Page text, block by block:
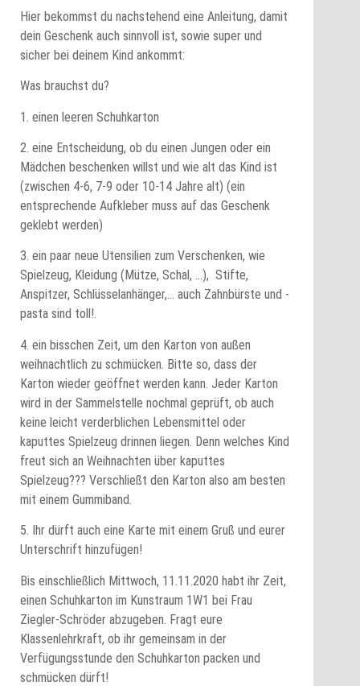
Hier bekommst du nachstehend eine Anleitung, damit
dein Geschenk auch sinnvoll ist, sowie super und
sicher bei deinem Kind ankommt:
Was brauchst du?
1. einen leeren Schuhkarton
2. eine Entscheidung, ob du einen Jungen oder ein
Mädchen beschenken willst und wie alt das Kind ist
(zwischen 4-6, 7-9 oder 10-14 Jahre alt) (ein
entsprechende Aufkleber muss auf das Geschenk
geklebt werden)
3. ein paar neue Utensilien zum Verschenken, wie
Spielzeug, Kleidung (Mütze, Schal, …), Stifte,
Anspitzer, Schlüsselanhänger,… auch Zahnbürste und -
pasta sind toll!.
4. ein bisschen Zeit, um den Karton von außen
weihnachtlich zu schmücken. Bitte so, dass der
Karton wieder geöffnet werden kann. Jeder Karton
wird in der Sammelstelle nochmal geprüft, ob auch
keine leicht verderblichen Lebensmittel oder
kaputtes Spielzeug drinnen liegen. Denn welches Kind
freut sich an Weihnachten über kaputtes
Spielzeug??? Verschließt den Karton also am besten
mit einem Gummiband.
5. Ihr dürft auch eine Karte mit einem Gruß und eurer
Unterschrift hinzufügen!
Bis einschließlich Mittwoch, 11.11.2020 habt ihr Zeit,
einen Schuhkarton im Kunstraum 1W1 bei Frau
Ziegler-Schröder abzugeben. Fragt eure
Klassenlehrkraft, ob ihr gemeinsam in der
Verfügungsstunde den Schuhkarton packen und
schmücken dürft!